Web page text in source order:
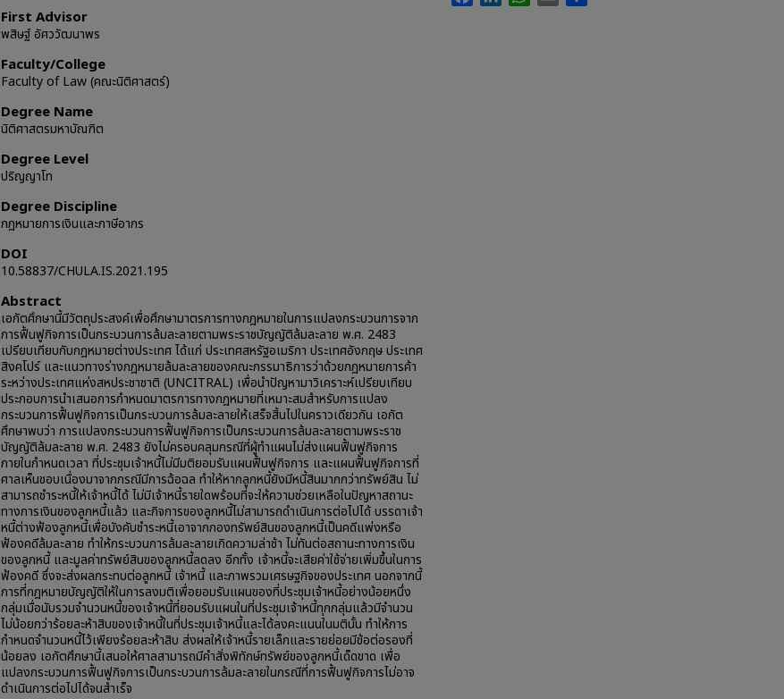
First Advisor
พสิษฐ์ อัศววัฒนาพร
Faculty/College
Faculty of Law (คณะนิติศาสตร์)
Degree Name
นิติศาสตรมหาบัณฑิต
Degree Level
ปริญญาโท
Degree Discipline
กฎหมายการเงินและภาษีอากร
DOI
10.58837/CHULA.IS.2021.195
Abstract
เอกัตศึกษานี้มีวัตถุประสงค์เพื่อศึกษามาตรการทางกฎหมายในการแปลงกระบวนการจาก
การฟื้นฟูกิจการเป็นกระบวนการล้มละลายตามพระราชบัญญัติล้มละลาย พ.ศ. 2483
เปรียบเทียบกับกฎหมายต่างประเทศ ได้แก่ ประเทศสหรัฐอเมริกา ประเทศอังกฤษ ประเทศ
สิงคโปร์ และแนวทางร่างกฎหมายล้มละลายของคณะกรรมาธิการว่าด้วยกฎหมายการค้า
ระหว่างประเทศแห่งสหประชาชาติ (UNCITRAL) เพื่อนำปัญหามาวิเคราะห์เปรียบเทียบ
ประกอบการนำเสนอการกำหนดมาตรการทางกฎหมายที่เหมาะสมสำหรับการแปลง
กระบวนการฟื้นฟูกิจการเป็นกระบวนการล้มละลายให้เสร็จสิ้นไปในคราวเดียวกัน เอกัต
ศึกษาพบว่า การแปลงกระบวนการฟื้นฟูกิจการเป็นกระบวนการล้มละลายตามพระราช
บัญญัติล้มละลาย พ.ศ. 2483 ยังไม่ครอบคลุมกรณีที่ผู้ทำแผนไม่ส่งแผนฟื้นฟูกิจการ
ภายในกำหนดเวลา ที่ประชุมเจ้าหนี้ไม่มีมติยอมรับแผนฟื้นฟูกิจการ และแผนฟื้นฟูกิจการที่
ศาลเห็นชอบเนื่องมาจากกรณีมีการฉ้อฉล ทำให้หากลูกหนี้ยังมีหนี้สินมากกว่าทรัพย์สิน ไม่
สามารถชำระหนี้ให้เจ้าหนี้ได้ ไม่มีเจ้าหนี้รายใดพร้อมที่จะให้ความช่วยเหลือในปัญหาสถานะ
ทางการเงินของลูกหนี้แล้ว และกิจการของลูกหนี้ไม่สามารถดำเนินการต่อไปได้ บรรดาเจ้า
หนี้ต่างฟ้องลูกหนี้เพื่อบังคับชำระหนี้เอาจากกองทรัพย์สินของลูกหนี้เป็นคดีแพ่งหรือ
ฟ้องคดีล้มละลาย ทำให้กระบวนการล้มละลายเกิดความล่าช้า ไม่ทันต่อสถานะทางการเงิน
ของลูกหนี้ และมูลค่าทรัพย์สินของลูกหนี้ลดลง อีกทั้ง เจ้าหนี้จะเสียค่าใช้จ่ายเพิ่มขึ้นในการ
ฟ้องคดี ซึ่งจะส่งผลกระทบต่อลูกหนี้ เจ้าหนี้ และภาพรวมเศรษฐกิจของประเทศ นอกจากนี้
การที่กฎหมายบัญญัติให้ในการลงมติเพื่อยอมรับแผนของที่ประชุมเจ้าหนี้อย่างน้อยหนึ่ง
กลุ่มเมื่อนับรวมจำนวนหนี้ของเจ้าหนี้ที่ยอมรับแผนในที่ประชุมเจ้าหนี้ทุกกลุ่มแล้วมีจำนวน
ไม่น้อยกว่าร้อยละห้าสิบของเจ้าหนี้ในที่ประชุมเจ้าหนี้และได้ลงคะแนนในมตินั้น ทำให้การ
กำหนดจำนวนหนี้ไว้เพียงร้อยละห้าสิบ ส่งผลให้เจ้าหนี้รายเล็กและรายย่อยมีข้อต่อรองที่
น้อยลง เอกัตศึกษานี้เสนอให้ศาลสามารถมีคำสั่งพิทักษ์ทรัพย์ของลูกหนี้เด็ดขาด เพื่อ
แปลงกระบวนการฟื้นฟูกิจการเป็นกระบวนการล้มละลายในกรณีที่การฟื้นฟูกิจการไม่อาจ
ดำเนินการต่อไปได้จนสำเร็จ